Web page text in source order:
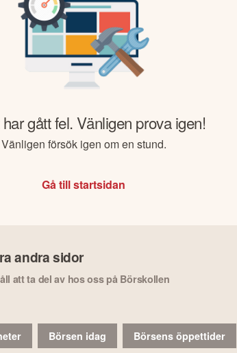
gått fel. Vänligen prova igen!
Vänligen försök igen om en stund.
Gå till startsidan
andra sidor
att ta del av hos oss på Börskollen
Börsen idag Börsens öppettider